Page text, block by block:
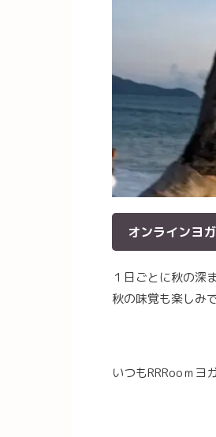
オンラインヨ
１日ごとに秋の深
秋の味覚も楽しみ
いつもRRRooｍヨ